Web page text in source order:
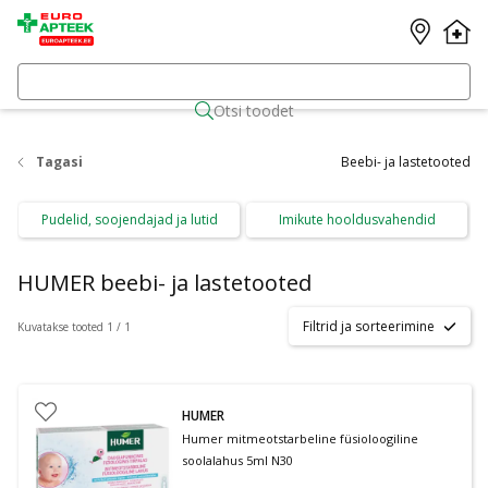
Otsi toodet
Tagasi Beebi- ja lastetooted
Pudelid, soojendajad ja lutid Imikute hooldusvahendid
HUMER beebi- ja lastetooted
Kuvatakse tooted 1 / 1 Filtrid ja sorteerimine
HUMER
Humer mitmeotstarbeline füsioloogiline
soolalahus 5ml N30